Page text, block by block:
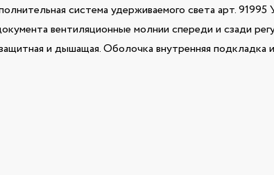
система удерживаемого света арт.
вентиляционные молнии спереди и сзади
и дышащая. Оболочка внутренняя подкладка